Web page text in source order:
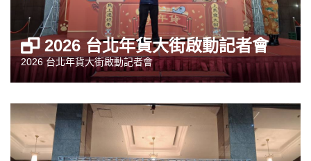
2026 台北年貨大街啟動記者會
2026 台北年貨大街啟動記者會